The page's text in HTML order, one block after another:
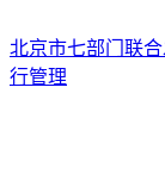
北京市七部门联
行管理